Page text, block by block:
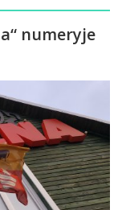
numeryje